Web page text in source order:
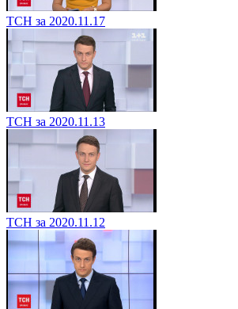
ТСН за 2020.11.17
ТСН за 2020.11.13
ТСН за 2020.11.12